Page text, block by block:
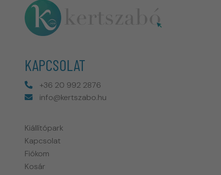
KAPCSOLAT
+36 20 992 2876
info@kertszabo.hu
Kiállítópark
Kapcsolat
Fiókom
Kosár